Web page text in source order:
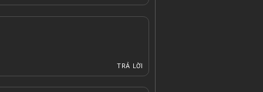
TRẢ LỜI